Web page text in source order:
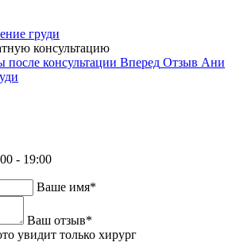
груди
консультацию
после консультации Вперед Отзыв Ани
- 19:00
Ваше имя*
Ваш отзыв*
увидит только хирург